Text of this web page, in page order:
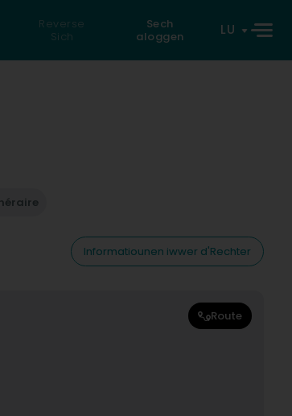
Reverse
Sich
Sech
aloggen
LU
Informatiounen iwwer d'Rechter
Route